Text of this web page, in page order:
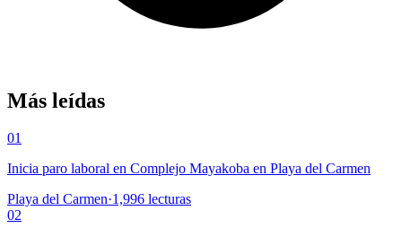
Más leídas
01
Inicia paro laboral en Complejo Mayakoba en Playa del Carmen
Playa del Carmen·1,996 lecturas
02